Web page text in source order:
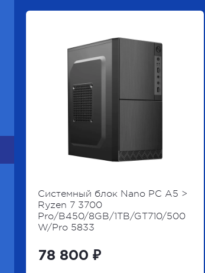
Системный блок Nano PC A5 >
Ryzen 7 3700
Pro/B450/8GB/1TB/GT710/500
W/Pro 5833
78 800 ₽